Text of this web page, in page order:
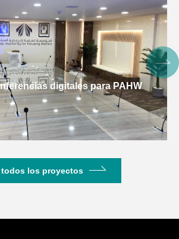
digitales para PAHW
todos los proyectos